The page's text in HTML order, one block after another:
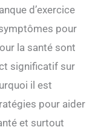
d’exercice
pour
la santé sont
significatif sur
il est
pour aider
et surtout